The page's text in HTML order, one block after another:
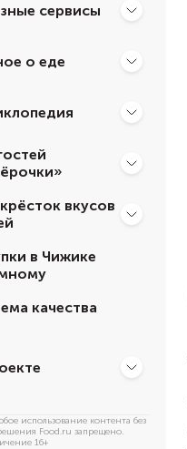
сервисы
о еде
вкусов
в Чижике
качества
использование контента без
Food.ru запрещено.
16+